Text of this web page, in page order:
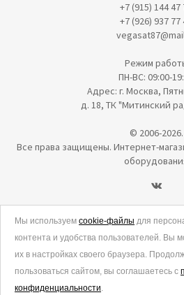
+7 (915) 144 47
+7 (926) 937 77
Режим
ПН-ВС: 09:00-
Адрес: г. Москва,
д. 18, ТК "Митинский
© 2006-2026.
Все права защищены. Интернет-
Политика в отношении обработки
Согласие на обработку персональных
Согласие на обработку данных
Политика использования cookies
Мы используем cookie-файлы для
контента и удобства пользователей. Вы
их в настройках своего браузера.
пользоваться сайтом, вы соглашаетесь с
конфиденциальности.